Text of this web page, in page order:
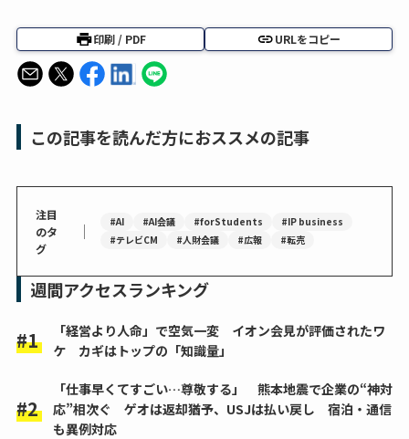
印刷 / PDF URLをコピー
この記事を読んだ方におススメの記事
注目
のタ
グ
｜ #AI #AI会議 #forStudents
#IP business
#テレビCM
#人財会議 #広報 #転売
週間アクセスランキング
「経営より人命」で空気一変 イオン会見が評価されたワ
ケ カギはトップの「知識量」
「仕事早くてすごい…尊敬する」 熊本地震で企業の“神対
応”相次ぐ ゲオは返却猶予、USJは払い戻し 宿泊・通信
も異例対応